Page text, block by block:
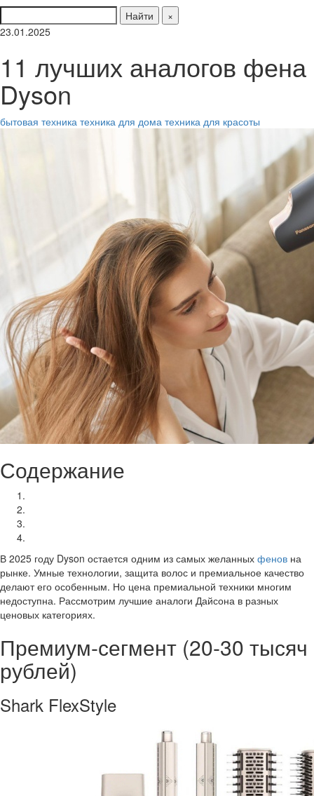
Найти
×
23.01.2025
11 лучших аналогов фена
Dyson
бытовая техника техника для дома техника для красоты
Содержание
В 2025 году Dyson остается одним из самых желанных фенов на
рынке. Умные технологии, защита волос и премиальное качество
делают его особенным. Но цена премиальной техники многим
недоступна. Рассмотрим лучшие аналоги Дайсона в разных
ценовых категориях.
Премиум-сегмент (20-30 тысяч
рублей)
Shark FlexStyle